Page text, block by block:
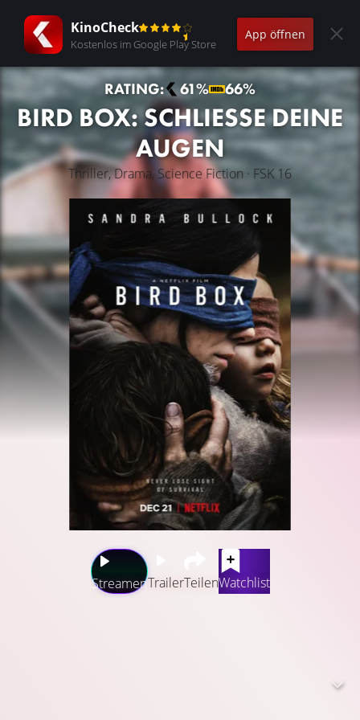
KinoCheck
Kostenlos im Google Play Store
App öffnen
RATING: 61% 66%
BIRD BOX: SCHLIESSE DEINE
AUGEN
Thriller, Drama, Science Fiction · FSK 16
StreamenTrailerTeilenWatchlist
Liebe, Hoffnung und einen neuen Anfang, nur um alles